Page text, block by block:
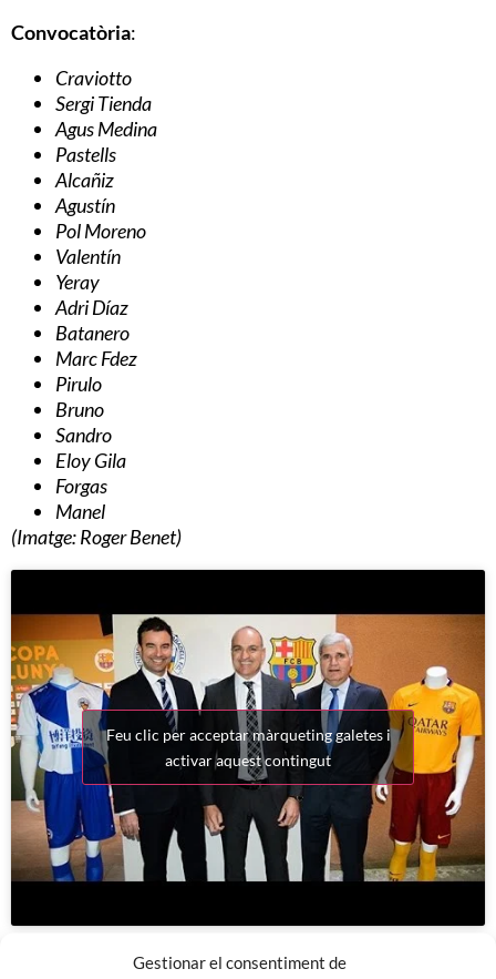
Gestionar el consentiment de
Convocatòria:
Craviotto
Sergi Tienda
Agus Medina
Pastells
Alcañiz
Agustín
Pol Moreno
Valentín
Yeray
Adri Díaz
Batanero
Marc Fdez
Pirulo
Bruno
Sandro
Eloy Gila
Forgas
Manel
(Imatge: Roger Benet)
Feu clic per acceptar màrqueting galetes i
activar aquest contingut